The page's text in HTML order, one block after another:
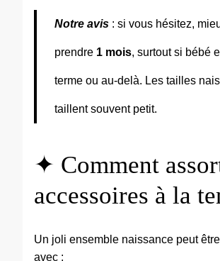
Notre avis : si vous hésitez,
prendre 1 mois, surtout si bébé
terme ou au-delà. Les tailles
taillent souvent petit.
✦ Comment
accessoires à la
Un joli ensemble naissance peut
avec :